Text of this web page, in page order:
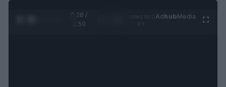
0:29 /
1:50
AdhubMedia